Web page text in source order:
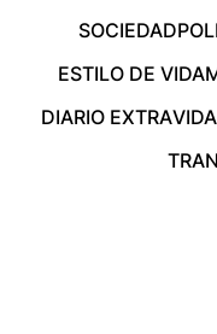
SOCIEDAD
ESTILO DE VIDA
DIARIO EXTRA